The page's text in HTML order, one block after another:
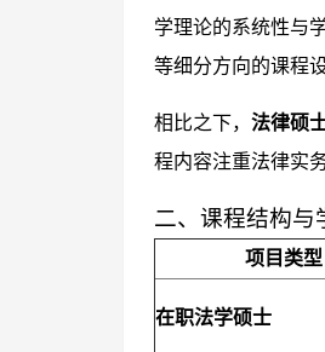
学理论的系统性与
等细分方向的课程
相比之下， 法律硕
程内容注重法律实
二、课程结构与
项目类型
在职法学硕士